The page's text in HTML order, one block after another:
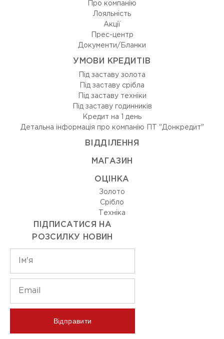
Про компанію
Лояльність
Акції
Прес-центр
Документи/Бланки
УМОВИ КРЕДИТІВ
Під заставу золота
Під заставу срібла
Під заставу техніки
Під заставу годинників
Кредит на 1 день
Детальна інформація про компанію ПТ "Донкредит"
ВIДДIЛЕННЯ
МАГАЗИН
ОЦIНКА
Золото
Срiбло
Технiка
ПІДПИСАТИСЯ НА
РОЗСИЛКУ НОВИН
Відправити